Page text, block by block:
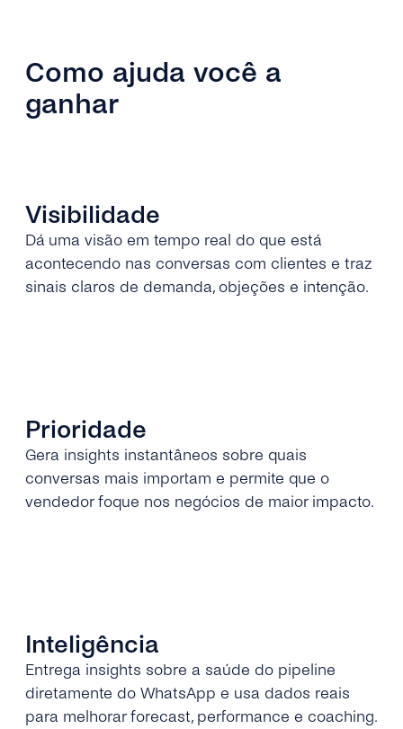
Como ajuda você a
ganhar
Visibilidade
Dá uma visão em tempo real do que está
acontecendo nas conversas com clientes e traz
sinais claros de demanda, objeções e intenção.
Prioridade
Gera insights instantâneos sobre quais
conversas mais importam e permite que o
vendedor foque nos negócios de maior impacto.
Inteligência
Entrega insights sobre a saúde do pipeline
diretamente do WhatsApp e usa dados reais
para melhorar forecast, performance e coaching.